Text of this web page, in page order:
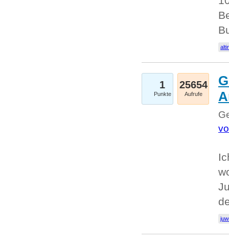
1
Punkte
25654
Aufrufe